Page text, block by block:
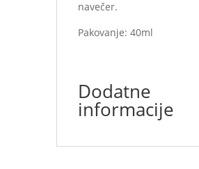
navečer.
Pakovanje: 40ml
Dodatne
informacije